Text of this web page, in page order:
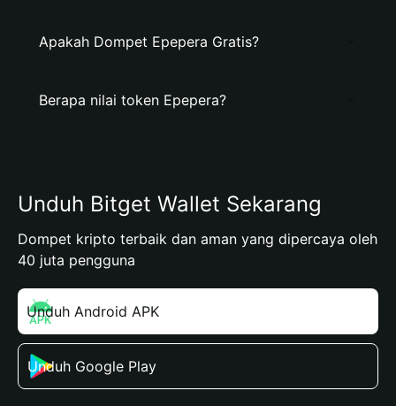
Apakah Dompet Epepera Gratis?
Berapa nilai token Epepera?
Unduh Bitget Wallet Sekarang
Dompet kripto terbaik dan aman yang dipercaya oleh
40 juta pengguna
Unduh Android APK
Unduh Google Play